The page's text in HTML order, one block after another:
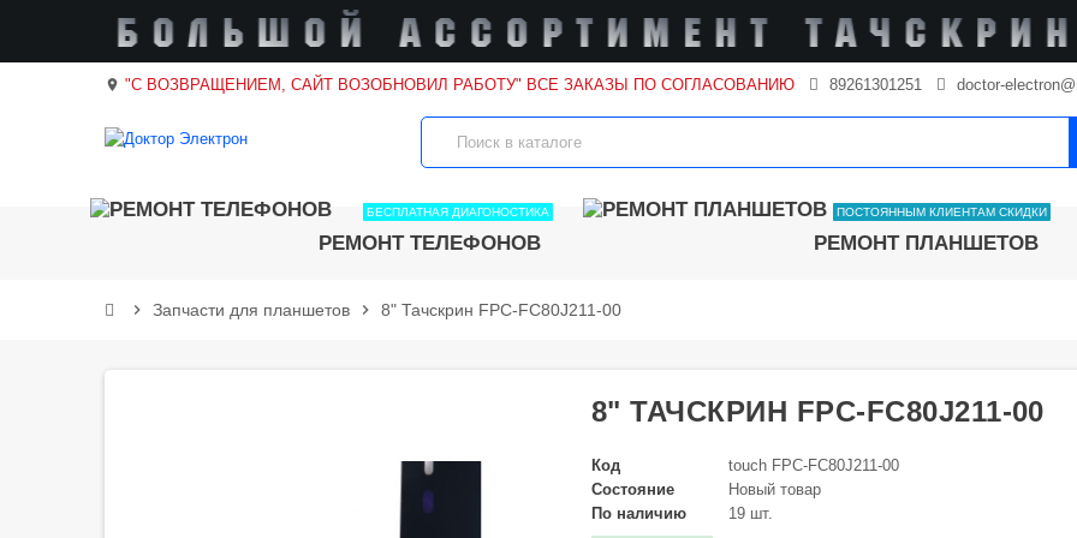
location_on "С ВОЗВРАЩЕНИЕМ, САЙТ ВОЗОБНОВИЛ РАБОТУ" ВСЕ ЗАКАЗЫ ПО СОГЛАСОВАНИЮ 89261301251 doctor-
РЕМОНТ ТЕЛЕФОНОВ
БЕСПЛАТНАЯ ДИАГОНОСТИКА
РЕМОНТ ПЛАНШЕТОВ
ПОСТОЯННЫМ КЛИЕНТАМ СКИДКИ
chevron_right Запчасти для планшетов chevron_right 8" Тачскрин FPC-FC80J211-00
8" ТАЧСКРИН FPC-FC80J211-00
Код
touch FPC-FC80J211-00
Состояние
Новый товар
По наличию
19 шт.